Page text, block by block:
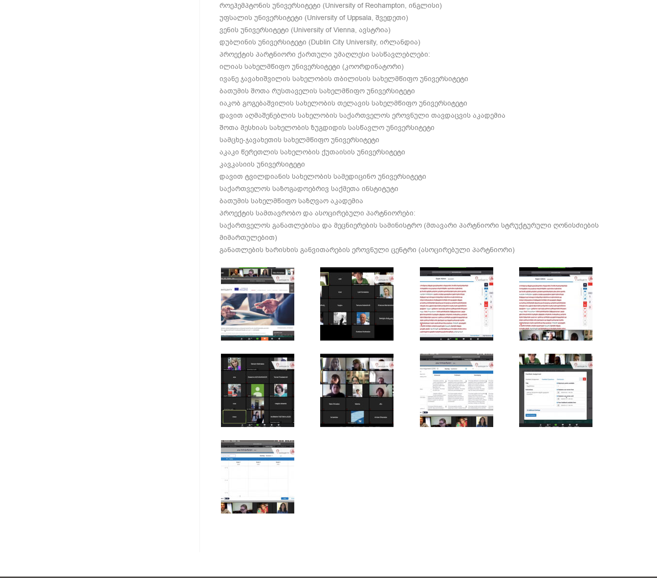
როეჰემპტონის უნივერსიტეტი (University of Reohampton, ინგლისი)
უფსალის უნივერსიტეტი (University of Uppsala, შვედეთი)
ვენის უნივერსიტეტი (University of Vienna, ავსტრია)
დუბლინის უნივერსიტეტი (Dublin City University, ირლანდია)
პროექტის პარტნიორი ქართული უმაღლესი სასწავლებლები:
ილიას სახელმწიფო უნივერსიტეტი (კოორდინატორი)
ივანე ჯავახიშვილის სახელობის თბილისის სახელმწიფო უნივერსიტეტი
ბათუმის შოთა რუსთაველის სახელმწიფო უნივერსიტეტი
იაკობ გოგებაშვილის სახელობის თელავის სახელმწიფო უნივერსიტეტი
დავით აღმაშენებლის სახელობის საქართველოს ეროვნული თავდაცვის აკადემია
შოთა მესხიას სახელობის ზუგდიდის სასწავლო უნივერსიტეტი
სამცხე-ჯავახეთის სახელმწიფო უნივერსიტეტი
აკაკი წერეთლის სახელობის ქუთაისის უნივერსიტეტი
კავკასიის უნივერსიტეტი
დავით ტვილდიანის სახელობის სამედიცინო უნივერსიტეტი
საქართველოს საზოგადოებრივ საქმეთა ინსტიტუტი
ბათუმის სახელმწიფო საზღვაო აკადემია
პროექტის სამთავრობო და ასოცირებული პარტნიორები:
საქართველოს განათლებისა და მეცნიერების სამინისტრო (მთავარი პარტნიორი სტრუქტურული ღონისძიების
მიმართულებით)
განათლების ხარისხის განვითარების ეროვნული ცენტრი (ასოცირებული პარტნიორი)